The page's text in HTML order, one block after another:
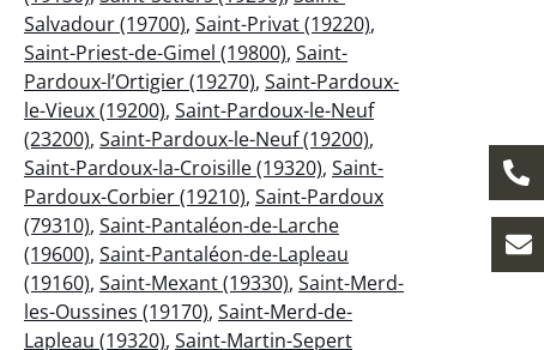
Salvadour (19700), Saint-Privat (19220),
Saint-Priest-de-Gimel (19800), Saint-
Pardoux-l’Ortigier (19270), Saint-Pardoux-
le-Vieux (19200), Saint-Pardoux-le-Neuf
(23200), Saint-Pardoux-le-Neuf (19200),
Saint-Pardoux-la-Croisille (19320), Saint-
Pardoux-Corbier (19210), Saint-Pardoux
(79310), Saint-Pantaléon-de-Larche
(19600), Saint-Pantaléon-de-Lapleau
(19160), Saint-Mexant (19330), Saint-Merd-
les-Oussines (19170), Saint-Merd-de-
Lapleau (19320), Saint-Martin-Sepert